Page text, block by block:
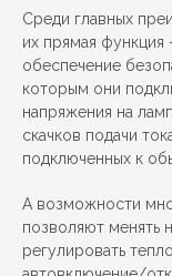
Среди главных
их прямая
обеспечение
которым они
напряжения на
скачков подачи
подключенных к
А возможности
позволяют менять
регулировать